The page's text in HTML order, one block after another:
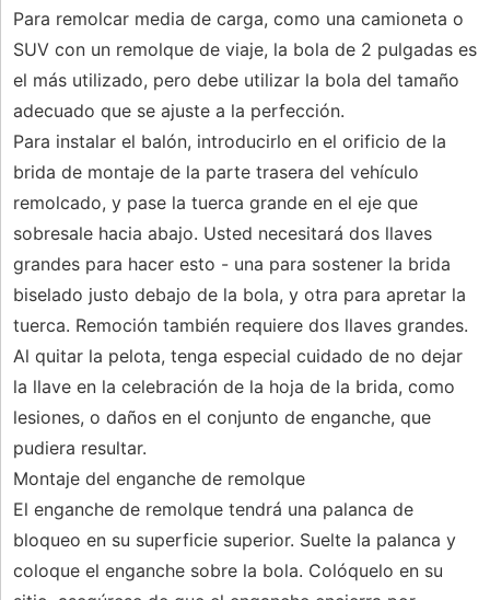
Para remolcar media de carga, como una camioneta o
SUV con un remolque de viaje, la bola de 2 pulgadas es
el más utilizado, pero debe utilizar la bola del tamaño
adecuado que se ajuste a la perfección.
Para instalar el balón, introducirlo en el orificio de la
brida de montaje de la parte trasera del vehículo
remolcado, y pase la tuerca grande en el eje que
sobresale hacia abajo. Usted necesitará dos llaves
grandes para hacer esto - una para sostener la brida
biselado justo debajo de la bola, y otra para apretar la
tuerca. Remoción también requiere dos llaves grandes.
Al quitar la pelota, tenga especial cuidado de no dejar
la llave en la celebración de la hoja de la brida, como
lesiones, o daños en el conjunto de enganche, que
pudiera resultar.
Montaje del enganche de remolque
El enganche de remolque tendrá una palanca de
bloqueo en su superficie superior. Suelte la palanca y
coloque el enganche sobre la bola. Colóquelo en su